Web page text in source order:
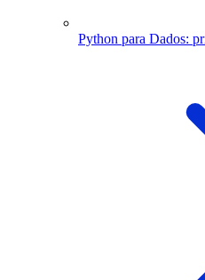
Python para Dados: